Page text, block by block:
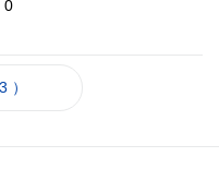
0
）